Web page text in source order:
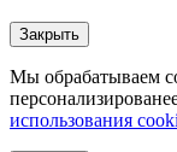
Закрыть
Мы обрабатываем
использования